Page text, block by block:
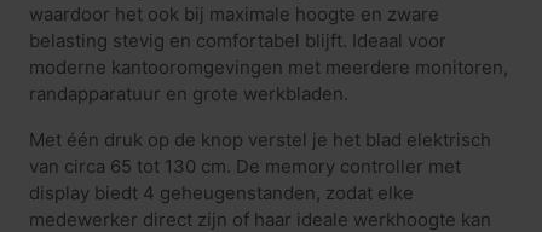
waardoor het ook bij maximale hoogte en zware
belasting stevig en comfortabel blijft. Ideaal voor
moderne kantooromgevingen met meerdere monitoren,
randapparatuur en grote werkbladen.
Met één druk op de knop verstel je het blad elektrisch
van circa 65 tot 130 cm. De memory controller met
display biedt 4 geheugenstanden, zodat elke
medewerker direct zijn of haar ideale werkhoogte kan